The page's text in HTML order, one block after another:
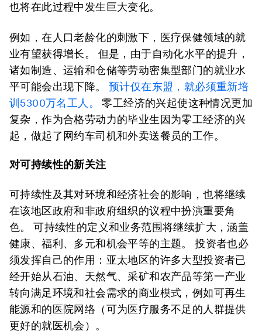
也将在此过程中发生巨大变化。
例如，在人口老龄化的刺激下，医疗保健领域的就
业有望获得增长。 但是，由于自动化水平的提升，
诸如制造、运输和仓储等劳动密集型部门的就业水
平可能会出现下降。 预计仅在东盟，就必须重新培
训5300万名工人。零工经济的兴起使这种情况更加
复杂，作为合格劳动力的毕业生因为零工经济的兴
起，做起了网约车司机和外卖送餐员的工作。
对可持续性的新关注
可持续性及其对环境和经济社会的影响，也将继续
在该地区政府和非政府组织的议程中扮演重要角
色。 可持续性的定义和业务范围将继续扩大，涵盖
健康、福利、多元和机会平等的主题。 投资者也必
须发挥自己的作用：亚太地区的许多大型投资者已
经开始从石油、天然气、采矿和农产品等第一产业
转向满足环境和社会需求的商业模式，例如可再生
能源和的医院网络（可为医疗服务不足的人群提供
更好的就医机会）。